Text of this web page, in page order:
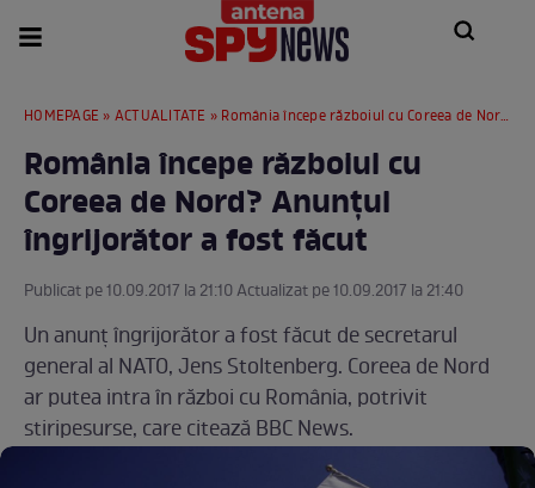
HOMEPAGE » ACTUALITATE » România începe războiul cu Coreea de Nord? Anunţul îngrijorător a fost făcut
România începe războiul cu
Coreea de Nord? Anunţul
îngrijorător a fost făcut
Publicat pe 10.09.2017 la 21:10 Actualizat pe 10.09.2017 la 21:40
Un anunţ îngrijorător a fost făcut de secretarul
general al NATO, Jens Stoltenberg. Coreea de Nord
ar putea intra în război cu România, potrivit
stiripesurse, care citează BBC News.